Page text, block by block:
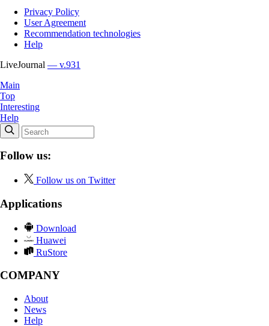
Privacy Policy
User Agreement
Recommendation technologies
Help
LiveJournal — v.931
Main
Top
Interesting
Help
Follow us:
Follow us on Twitter
Applications
Download
Huawei
RuStore
COMPANY
About
News
Help